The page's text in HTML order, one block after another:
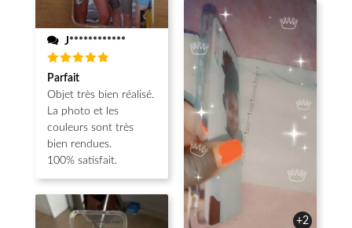
J************
Note5
sur 5
Parfait
Objet très bien réalisé.
La photo et les
couleurs sont très
bien rendues.
100% satisfait.
+2